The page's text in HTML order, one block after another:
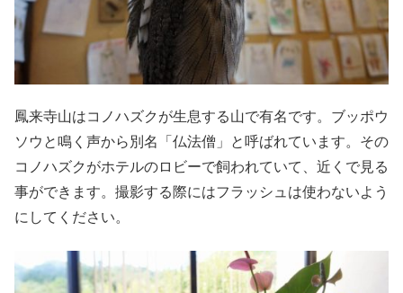
鳳来寺山はコノハズクが生息する山で有名です。ブッポウ
ソウと鳴く声から別名「仏法僧」と呼ばれています。その
コノハズクがホテルのロビーで飼われていて、近くで見る
事ができます。撮影する際にはフラッシュは使わないよう
にしてください。